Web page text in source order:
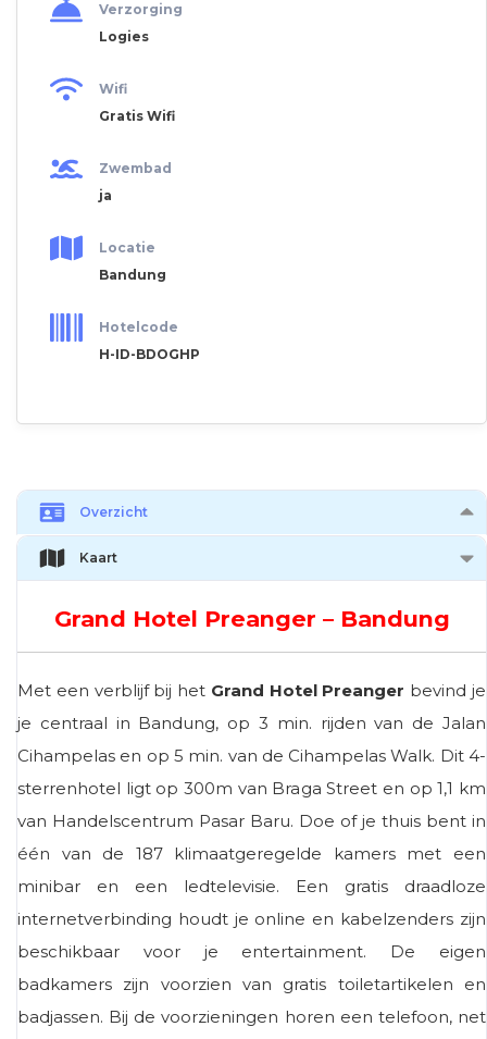
Verzorging
Logies
Wifi
Gratis Wifi
Zwembad
ja
Locatie
Bandung
Hotelcode
H-ID-BDOGHP
Overzicht
Kaart
Grand Hotel Preanger – Bandung
Met een verblijf bij het Grand Hotel Preanger bevind je
je centraal in Bandung, op 3 min. rijden van de Jalan
Cihampelas en op 5 min. van de Cihampelas Walk. Dit 4-
sterrenhotel ligt op 300m van Braga Street en op 1,1 km
van Handelscentrum Pasar Baru. Doe of je thuis bent in
één van de 187 klimaatgeregelde kamers met een
minibar en een ledtelevisie. Een gratis draadloze
internetverbinding houdt je online en kabelzenders zijn
beschikbaar voor je entertainment. De eigen
badkamers zijn voorzien van gratis toiletartikelen en
badjassen. Bij de voorzieningen horen een telefoon, net